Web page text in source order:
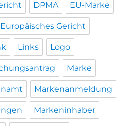
DPMA EU-Marke
Europäisches Gericht
Links Logo
Marke
Markenanmeldung
Markeninhaber